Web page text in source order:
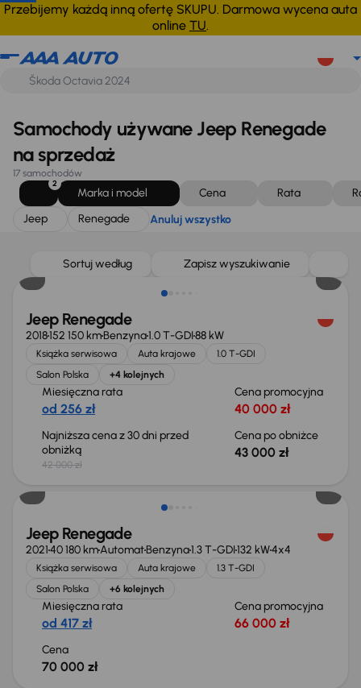
Przebijemy każdą inną ofertę SKUPU. Darmowa wycena auta
online TU.
Jeep Renegade Anuluj wszystko
Samochody używane Jeep Renegade
na sprzedaż
17 samochodów
2
Marka i model Cena Rata
Jeep
Renegade Anuluj wszystko
Sortuj według Zapisz wyszukiwanie
Jeep Renegade
2018152 150 kmBenzyna1.0 T-GDI88 kW
Książka serwisowa Auta krajowe
1.0 T-GDI
Salon Polska
+4 kolejnych
Miesięczna rata
od 256 zł
Cena promocyjna
40 000 zł
Najniższa cena z 30 dni przed
obniżką
42 000 zł
Cena po obniżce
43 000 zł
Możliwość odliczenia VAT
Jeep Renegade
202140 180 kmAutomatBenzyna1.3 T-GDI132 kW4x4
Książka serwisowa Auta krajowe
1.3 T-GDI
Salon Polska
+6 kolejnych
Miesięczna rata
od 417 zł
Cena promocyjna
66 000 zł
Cena
70 000 zł